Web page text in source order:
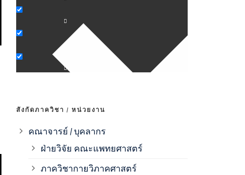
สังกัดภาควิชา / หน่วยงาน
คณาจารย์ / บุคลากร
ฝ่ายวิจัย คณะแพทยศาสตร์
ภาควิชากายวิภาคศาสตร์